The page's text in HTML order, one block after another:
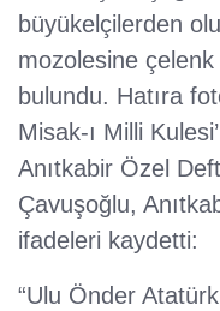
büyükelçilerden
mozolesine
bulundu. Hatıra
Misak-ı Milli
Anıtkabir Özel
Çavuşoğlu,
ifadeleri kaydetti:
“Ulu Önder